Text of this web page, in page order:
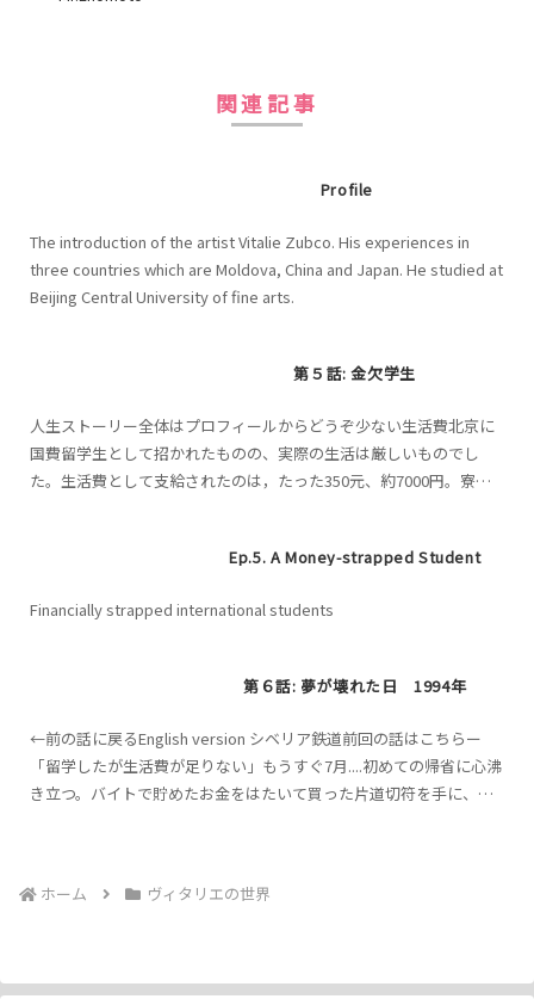
関連記事
Profile
The introduction of the artist Vitalie Zubco. His experiences in
three countries which are Moldova, China and Japan. He studied at
Beijing Central University of fine arts.
第５話: 金欠学生
人生ストーリー全体はプロフィールからどうぞ少ない生活費北京に
国費留学生として招かれたものの、実際の生活は厳しいものでし
た。生活費として支給されたのは，たった350元、約7000円。寮は
Ep.5. A Money-strapped Student
Financially strapped international students
第６話: 夢が壊れた日 1994年
←前の話に戻るEnglish version シベリア鉄道前回の話はこちらー
「留学したが生活費が足りない」もうすぐ7月....初めての帰省に心沸
き立つ。バイトで貯めたお金をはたいて買った片道切符を手に、ヴ
ホーム ヴィタリエの世界